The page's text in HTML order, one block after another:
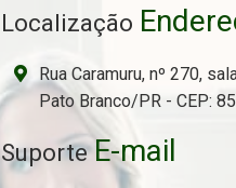
Localização
Rua Caramuru, nº 270,
Pato Branco/PR - CEP:
SuporteE-mail